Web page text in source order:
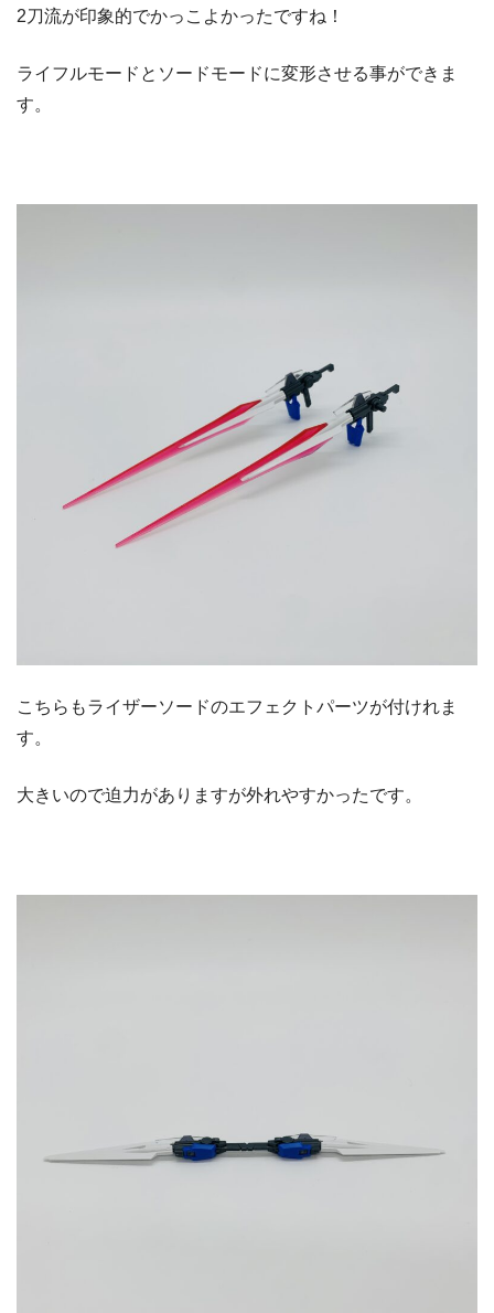
2刀流が印象的でかっこよかったですね！
ライフルモードとソードモードに変形させる事ができま
す。
こちらもライザーソードのエフェクトパーツが付けれま
す。
大きいので迫力がありますが外れやすかったです。